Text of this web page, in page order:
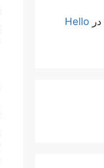
در Hello